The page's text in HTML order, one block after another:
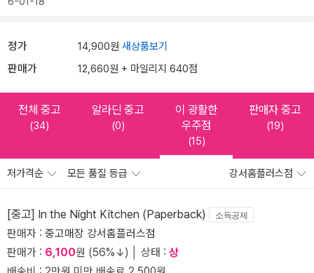
정가 14,900원 새상품보기
판매가 12,660원 + 마일리지 640점
전체 중고
(34)
알라딘 중고
(0)
이 광활한
우주점
(15)
판매자 중고
(19)
저가격순 모든 품질 등급 강서홈플러스점
[중고] In the Night Kitchen (Paperback) 소득공제
판매자 : 중고매장 강서홈플러스점
판매가 : 6,100원 (56%↓) │ 상태 : 상